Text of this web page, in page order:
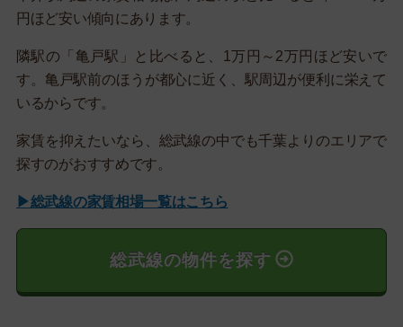
円ほど安い傾向にあります。
隣駅の「亀戸駅」と比べると、1万円～2万円ほど安いで
す。亀戸駅前のほうが都心に近く、駅周辺が便利に栄えて
いるからです。
家賃を抑えたいなら、総武線の中でも千葉よりのエリアで
探すのがおすすめです。
▶総武線の家賃相場一覧はこちら
総武線の物件を探す